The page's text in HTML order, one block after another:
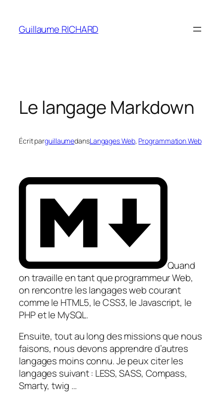
contenu
Guillaume RICHARD
Le langage Markdown
Écrit parguillaumedansLangages Web, Programmation Web
Quand
on travaille en tant que programmeur Web,
on rencontre les langages web courant
comme le HTML5, le CSS3, le Javascript, le
PHP et le MySQL.
Ensuite, tout au long des missions que nous
faisons, nous devons apprendre d’autres
langages moins connu. Je peux citer les
langages suivant : LESS, SASS, Compass,
Smarty, twig …